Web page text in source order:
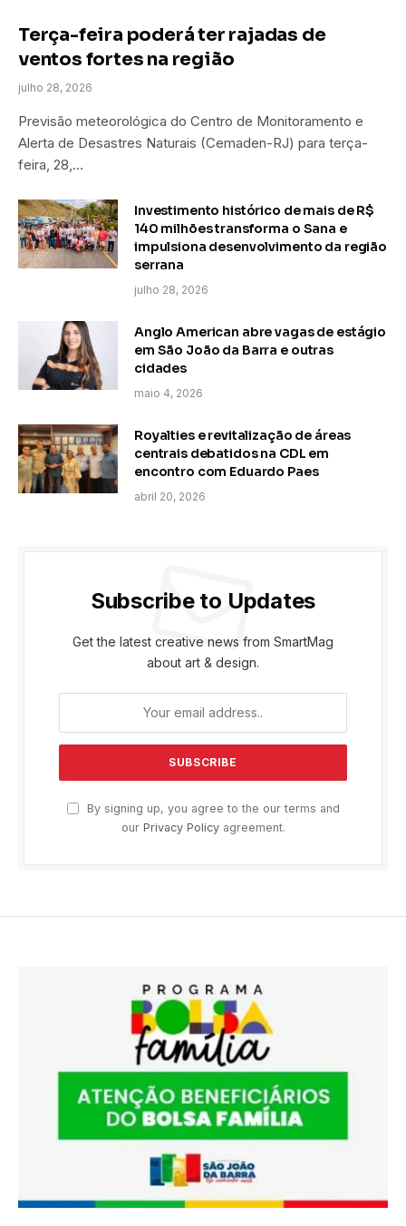
Terça-feira poderá ter rajadas de
ventos fortes na região
julho 28, 2026
Previsão meteorológica do Centro de Monitoramento e
Alerta de Desastres Naturais (Cemaden-RJ) para terça-
feira, 28,…
Investimento histórico de mais de R$
140 milhões transforma o Sana e
impulsiona desenvolvimento da região
serrana
julho 28, 2026
Anglo American abre vagas de estágio
em São João da Barra e outras
cidades
maio 4, 2026
Royalties e revitalização de áreas
centrais debatidos na CDL em
encontro com Eduardo Paes
abril 20, 2026
Subscribe to Updates
Get the latest creative news from SmartMag
about art & design.
By signing up, you agree to the our terms and
our Privacy Policyagreement.